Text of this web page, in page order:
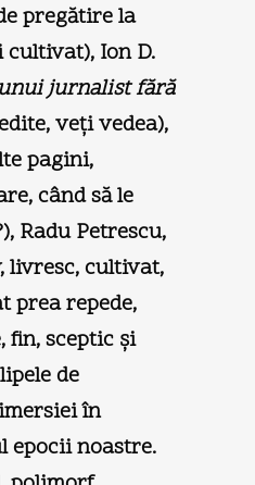
pregătire la
Ion D.
jurnalist fără
veţi vedea),
pagini,
când să le
Radu Petrescu,
livresc, cultivat,
prea repede,
fin, sceptic şi
de
în
noastre.